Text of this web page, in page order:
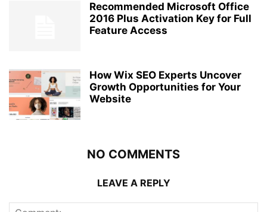
Recommended Microsoft Office
2016 Plus Activation Key for Full
Feature Access
How Wix SEO Experts Uncover
Growth Opportunities for Your
Website
NO COMMENTS
LEAVE A REPLY